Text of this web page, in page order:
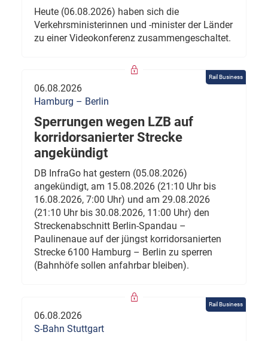
Heute (06.08.2026) haben sich die
Verkehrsministerinnen und -minister der Länder
zu einer Videokonferenz zusammengeschaltet.
Rail Business
06.08.2026
Hamburg – Berlin
Sperrungen wegen LZB auf
korridorsanierter Strecke
angekündigt
DB InfraGo hat gestern (05.08.2026)
angekündigt, am 15.08.2026 (21:10 Uhr bis
16.08.2026, 7:00 Uhr) und am 29.08.2026
(21:10 Uhr bis 30.08.2026, 11:00 Uhr) den
Streckenabschnitt Berlin-Spandau –
Paulinenaue auf der jüngst korridorsanierten
Strecke 6100 Hamburg – Berlin zu sperren
(Bahnhöfe sollen anfahrbar bleiben).
Rail Business
06.08.2026
S-Bahn Stuttgart